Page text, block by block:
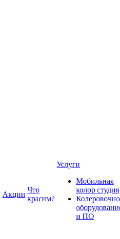
Акции
Что
красим?
Услуги
Мобильная
колор студия
и ПО